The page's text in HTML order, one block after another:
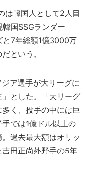
は韓国人として2人目
国SSGランダー
と7年総額1億3000万
という。
ア選手が大リーグに
とした。「大リーグ
く、投手の中には巨
では1億ドル以上の
過去最大額はオリッ
田正尚外野手の5年